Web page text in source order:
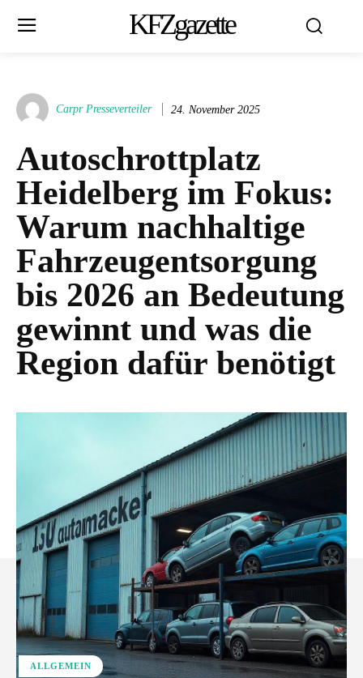
KFZgazette
Carpr Presseverteiler 24. November 2025
Autoschrottplatz
Heidelberg im Fokus:
Warum nachhaltige
Fahrzeugentsorgung
bis 2026 an Bedeutung
gewinnt und was die
Region dafür benötigt
ALLGEMEIN